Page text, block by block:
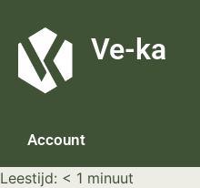
Ve-ka
Account
Leestijd: < 1 minuut